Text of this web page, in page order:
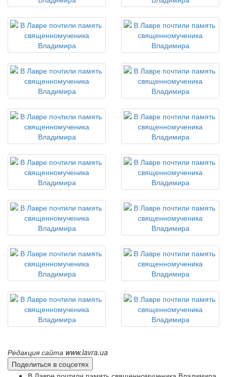
Редакция сайта www.lavra.ua
Поделиться в соцсетях